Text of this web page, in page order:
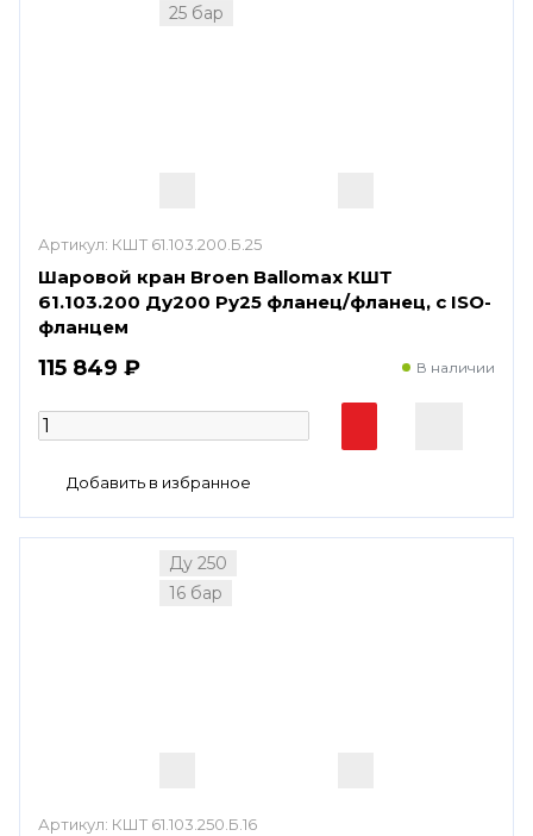
25 бар
Артикул: КШТ 61.103.200.Б.25
Шаровой кран Broen Ballomax КШТ
61.103.200 Ду200 Ру25 фланец/фланец, с ISO-
фланцем
115 849 ₽ В наличии
Ду 250
16 бар
Артикул: КШТ 61.103.250.Б.16